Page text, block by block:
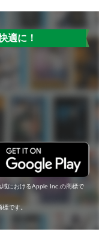
適に！
におけるApple Inc.の商標で
です。